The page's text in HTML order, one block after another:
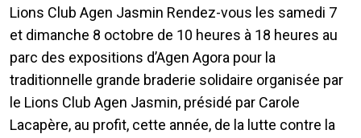
Lions Club Agen Jasmin Rendez-vous les samedi 7
et dimanche 8 octobre de 10 heures à 18 heures au
parc des expositions d’Agen Agora pour la
traditionnelle grande braderie solidaire organisée par
le Lions Club Agen Jasmin, présidé par Carole
Lacapère, au profit, cette année, de la lutte contre la